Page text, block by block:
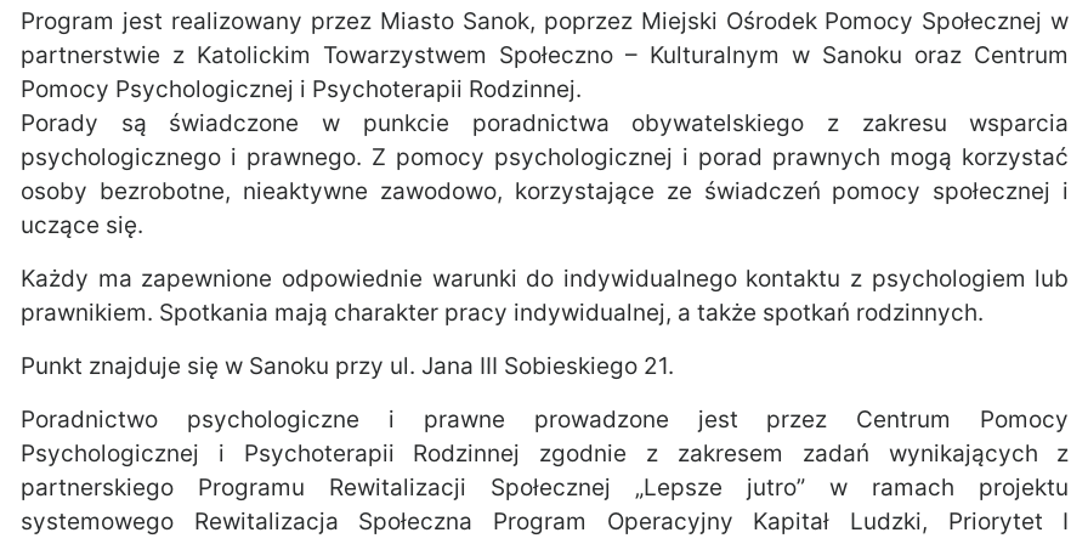
Program jest realizowany przez Miasto Sanok, poprzez Miejski Ośrodek Pomocy Społecznej w
partnerstwie z Katolickim Towarzystwem Społeczno – Kulturalnym w Sanoku oraz Centrum
Pomocy Psychologicznej i Psychoterapii Rodzinnej.
Porady są świadczone w punkcie poradnictwa obywatelskiego z zakresu wsparcia
psychologicznego i prawnego. Z pomocy psychologicznej i porad prawnych mogą korzystać
osoby bezrobotne, nieaktywne zawodowo, korzystające ze świadczeń pomocy społecznej i
uczące się.
Każdy ma zapewnione odpowiednie warunki do indywidualnego kontaktu z psychologiem lub
prawnikiem. Spotkania mają charakter pracy indywidualnej, a także spotkań rodzinnych.
Punkt znajduje się w Sanoku przy ul. Jana III Sobieskiego 21.
Poradnictwo psychologiczne i prawne prowadzone jest przez Centrum Pomocy
Psychologicznej i Psychoterapii Rodzinnej zgodnie z zakresem zadań wynikających z
partnerskiego Programu Rewitalizacji Społecznej „Lepsze jutro” w ramach projektu
systemowego Rewitalizacja Społeczna Program Operacyjny Kapitał Ludzki, Priorytet I